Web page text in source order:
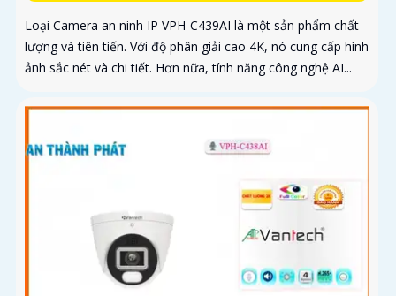
Loại Camera an ninh IP VPH-C439AI là một sản phẩm chất
lượng và tiên tiến. Với độ phân giải cao 4K, nó cung cấp hình
ảnh sắc nét và chi tiết. Hơn nữa, tính năng công nghệ AI...